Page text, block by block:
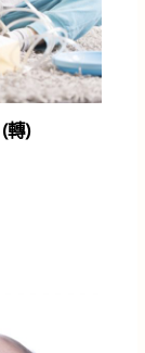
轉)